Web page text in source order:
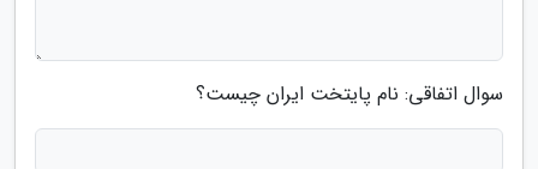
سوال اتفاقی: نام پایتخت ایران چیست؟